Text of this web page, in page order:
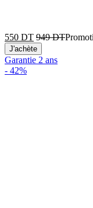
550 DT 949DT
J'achète
Garantie 2 ans
- 42%